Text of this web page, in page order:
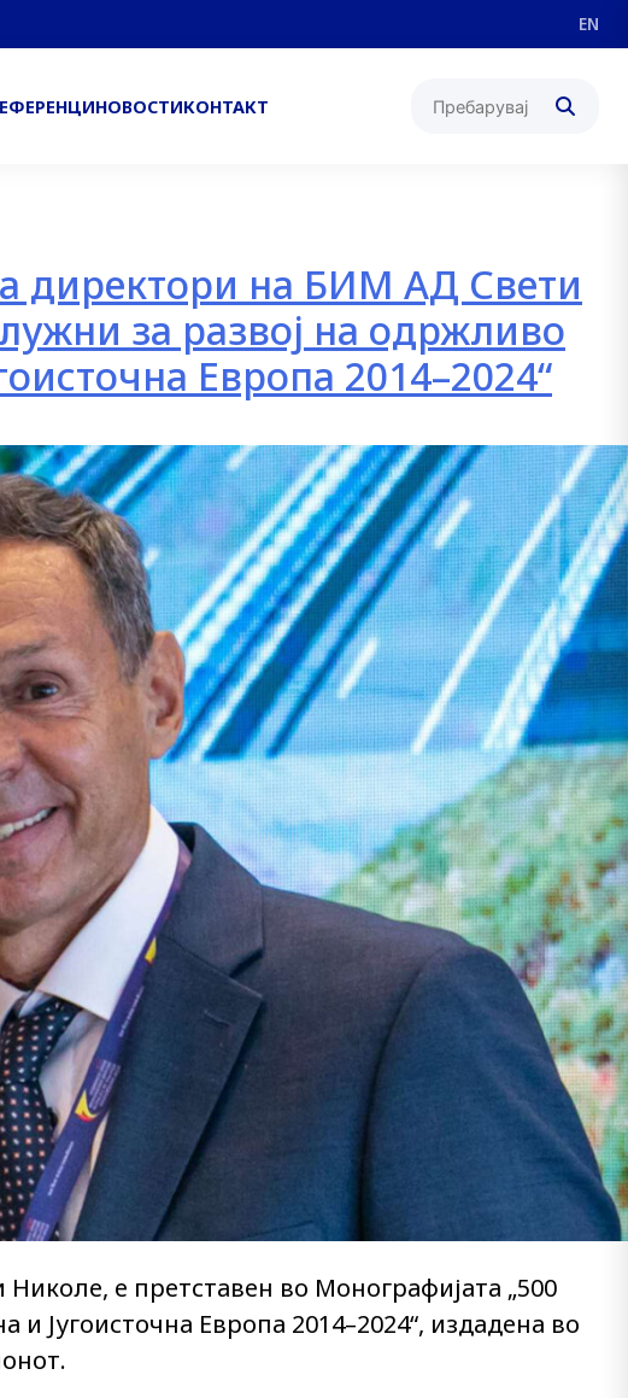
EN
НОВОСТИКОНТАКТ
директори на БИМ АД Свети
за развој на одржливо
Европа 2014–2024“
е претставен во Монографијата „500
Југоисточна Европа 2014–2024“, издадена во